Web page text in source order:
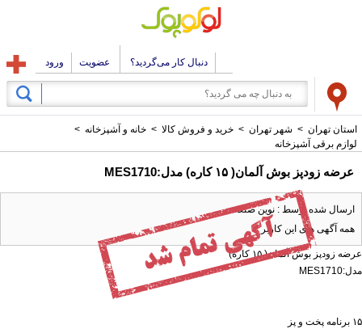
دنبال کار می‌گردید؟ عضویت ورود
استان تهران > شهر تهران > خرید و فروش کالا > خانه و آشپزخانه >
لوازم برقی آشپزخانه
عرضه زودپز بوش آلمان( ۱۵ کارە) مدل:MES1710
ارسال شده توسط : نوین صنعت
همه آگهی های این کاربر
عرضه زودپز بوش آلمان( ۱۵ کارە)
مدل:MES1710
۱۵ برنامه پخت و پز